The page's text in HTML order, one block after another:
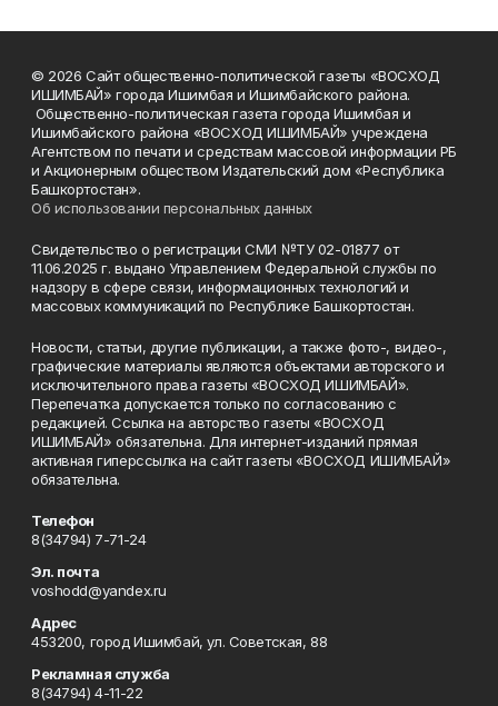
© 2026 Сайт общественно-политической газеты «ВОСХОД
ИШИМБАЙ» города Ишимбая и Ишимбайского района.
Общественно-политическая газета города Ишимбая и
Ишимбайского района «ВОСХОД ИШИМБАЙ» учреждена
Агентством по печати и средствам массовой информации РБ
и Акционерным обществом Издательский дом «Республика
Башкортостан».
Об использовании персональных данных
Свидетельство о регистрации СМИ №ТУ 02-01877 от
11.06.2025 г. выдано Управлением Федеральной службы по
надзору в сфере связи, информационных технологий и
массовых коммуникаций по Республике Башкортостан.
Новости, статьи, другие публикации, а также фото-, видео-,
графические материалы являются объектами авторского и
исключительного права газеты «ВОСХОД ИШИМБАЙ».
Перепечатка допускается только по согласованию с
редакцией. Ссылка на авторство газеты «ВОСХОД
ИШИМБАЙ» обязательна. Для интернет-изданий прямая
активная гиперссылка на сайт газеты «ВОСХОД ИШИМБАЙ»
обязательна.
Телефон
8(34794) 7-71-24
Эл. почта
voshodd@yandex.ru
Адрес
453200, город Ишимбай, ул. Советская, 88
Рекламная служба
8(34794) 4-11-22